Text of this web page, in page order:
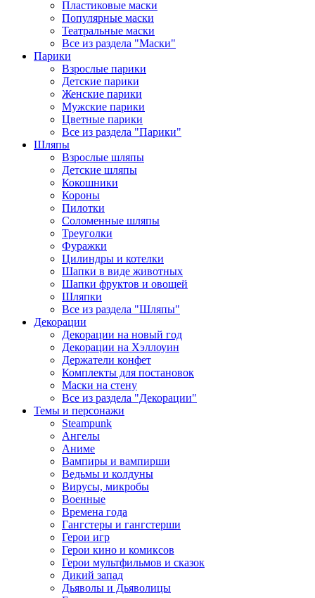
Пластиковые маски
Популярные маски
Театральные маски
Все из раздела "Маски"
Парики
Взрослые парики
Детские парики
Женские парики
Мужские парики
Цветные парики
Все из раздела "Парики"
Шляпы
Взрослые шляпы
Детские шляпы
Кокошники
Короны
Пилотки
Соломенные шляпы
Треуголки
Фуражки
Цилиндры и котелки
Шапки в виде животных
Шапки фруктов и овощей
Шляпки
Все из раздела "Шляпы"
Декорации
Декорации на новый год
Декорации на Хэллоуин
Держатели конфет
Комплекты для постановок
Маски на стену
Все из раздела "Декорации"
Темы и персонажи
Steampunk
Ангелы
Аниме
Вампиры и вампирши
Ведьмы и колдуны
Вирусы, микробы
Военные
Времена года
Гангстеры и гангстерши
Герои игр
Герои кино и комиксов
Герои мультфильмов и сказок
Дикий запад
Дьяволы и Дьяволицы